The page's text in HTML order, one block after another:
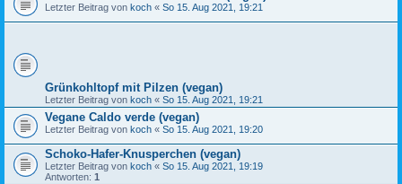
Letzter Beitrag von koch « So 15. Aug 2021, 19:21
Grünkohltopf mit Pilzen (vegan)
Letzter Beitrag von koch « So 15. Aug 2021, 19:21
Vegane Caldo verde (vegan)
Letzter Beitrag von koch « So 15. Aug 2021, 19:20
Schoko-Hafer-Knusperchen (vegan)
Letzter Beitrag von koch « So 15. Aug 2021, 19:19
Antworten: 1